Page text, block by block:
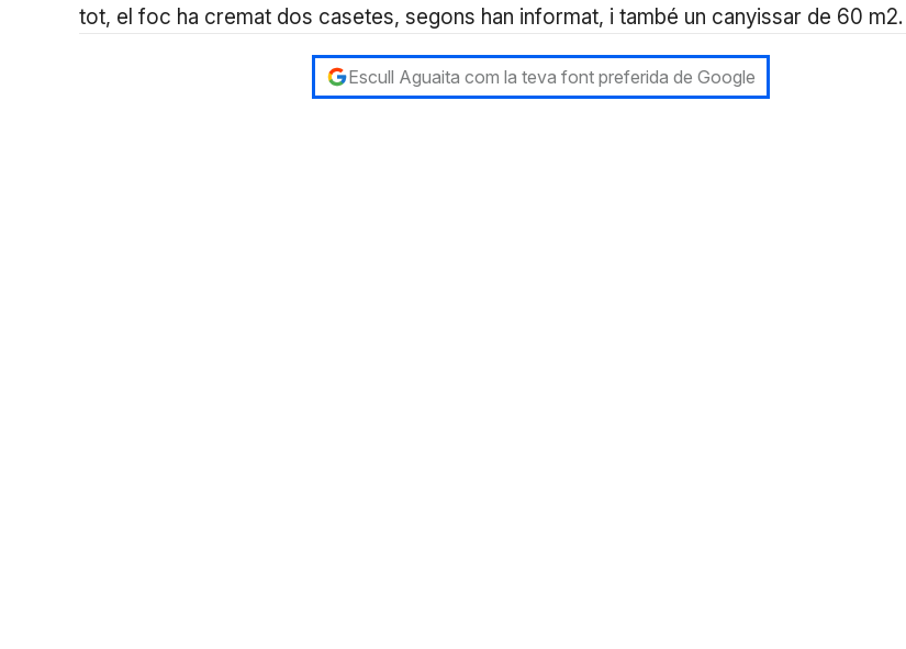
tot, el foc ha cremat dos casetes, segons han informat, i també un canyissar de 60 m2.
Escull Aguaita com la teva font preferida de Google